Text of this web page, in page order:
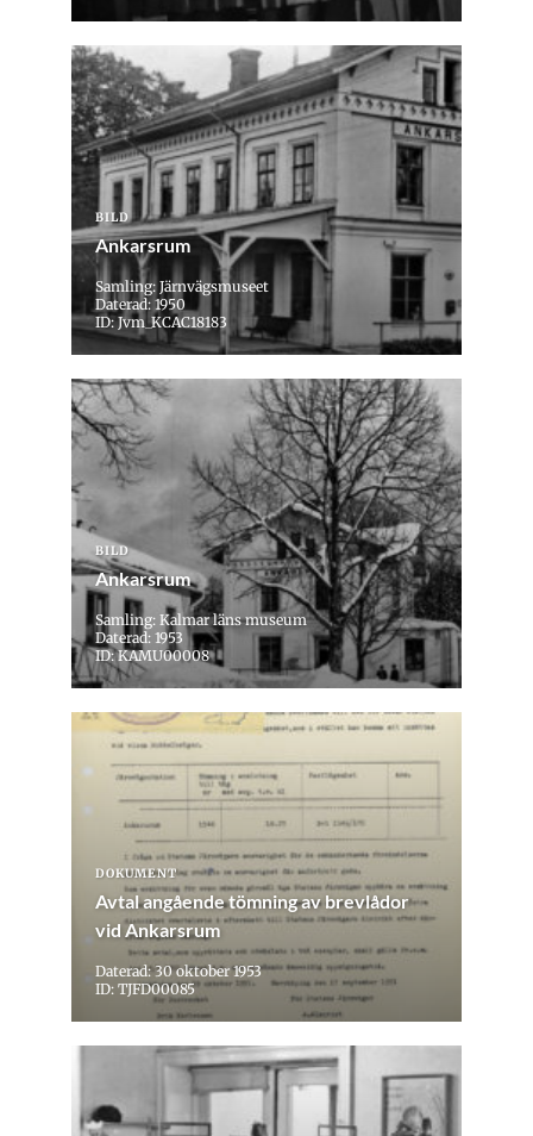
BILD
Ankarsrum
Samling: Järnvägsmuseet
Daterad: 1950
ID: Jvm_KCAC18183
BILD
Ankarsrum
Samling: Kalmar läns museum
Daterad: 1953
ID: KAMU00008
DOKUMENT
Avtal angående tömning av brevlådor
vid Ankarsrum
Daterad: 30 oktober 1953
ID: TJFD00085